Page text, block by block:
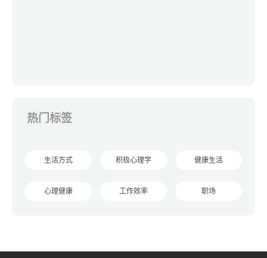
热门标签
生活方式 积极心理学 健康生活
心理健康 工作效率 职场